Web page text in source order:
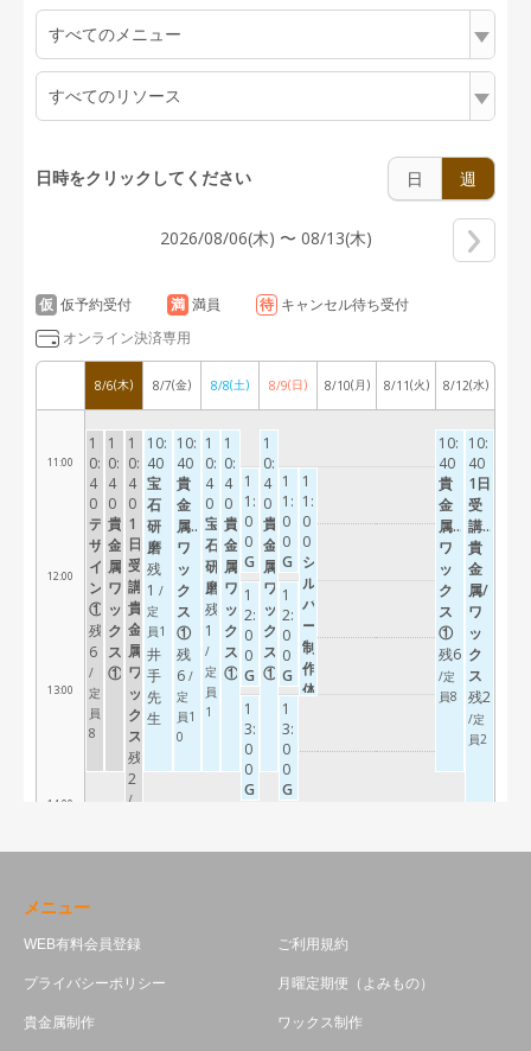
メニュー
WEB有料会員登録 ご利用規約
プライバシーポリシー 月曜定期便（よみもの）
貴金属制作 ワックス制作